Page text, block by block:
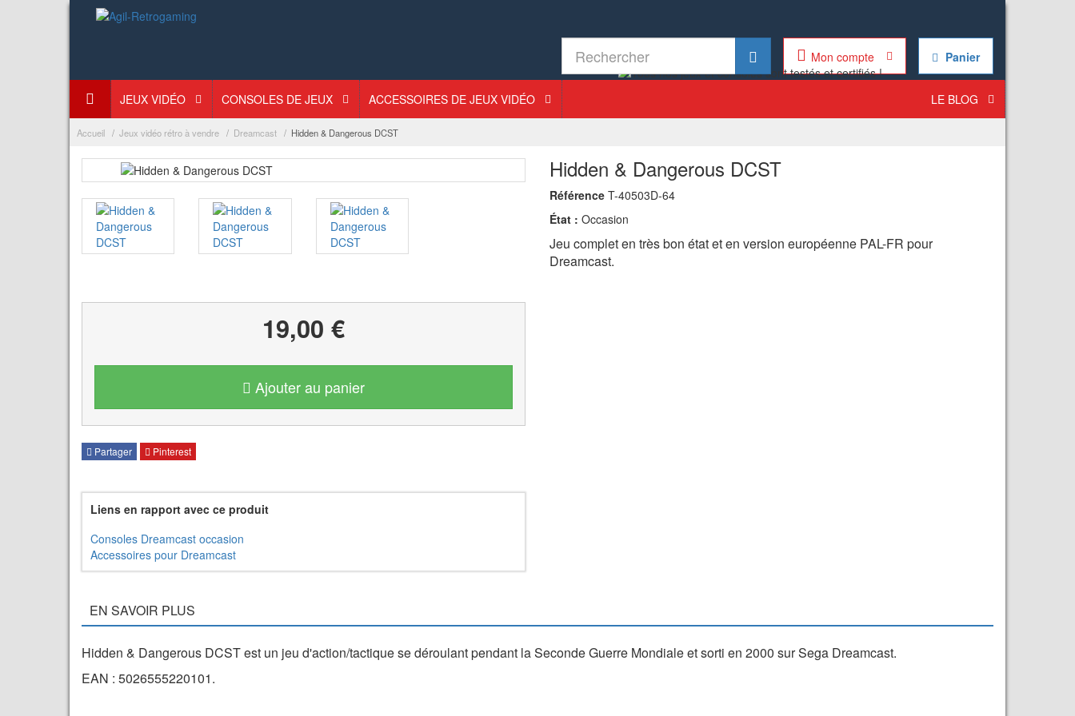
Panier
Mon compte
JEUX VIDÉO CONSOLES DE JEUX ACCESSOIRES DE JEUX VIDÉO LE BLOG
Accueil Jeux vidéo rétro à vendre Dreamcast Hidden & Dangerous DCST
Hidden & Dangerous DCST
Référence T-40503D-64
État : Occasion
Jeu complet en très bon état et en version européenne PAL-FR pour
Dreamcast.
19,00 €
Ajouter au panier
Partager Pinterest
Liens en rapport avec ce produit
Consoles Dreamcast occasion
Accessoires pour Dreamcast
EN SAVOIR PLUS
Hidden & Dangerous DCST est un jeu d'action/tactique se déroulant pendant la Seconde Guerre Mondiale et sorti en 2000 sur Sega Dreamcast.
EAN : 5026555220101.